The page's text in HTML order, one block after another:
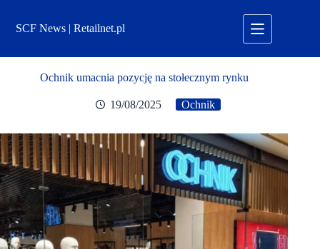
treściSCF News | Retailnet.pl
Ochnik umacnia pozycję na stołecznym rynku
19/08/2025 Ochnik